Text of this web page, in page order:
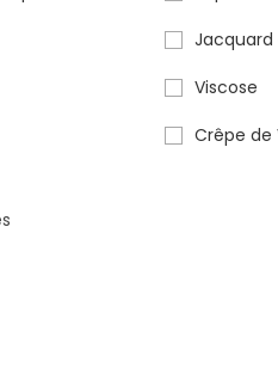
Jacquard
Viscose
Crêpe de